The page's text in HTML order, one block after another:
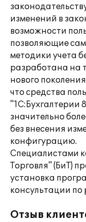
изменений в
возможности
позволяющие
методики учета
разработана на
нового
что средства
"1С:Бухгалтерии
значительно
без внесения
конфигурацию.
Специалистами
Торговля" (БиТ)
установка
консультации по
Отзыв